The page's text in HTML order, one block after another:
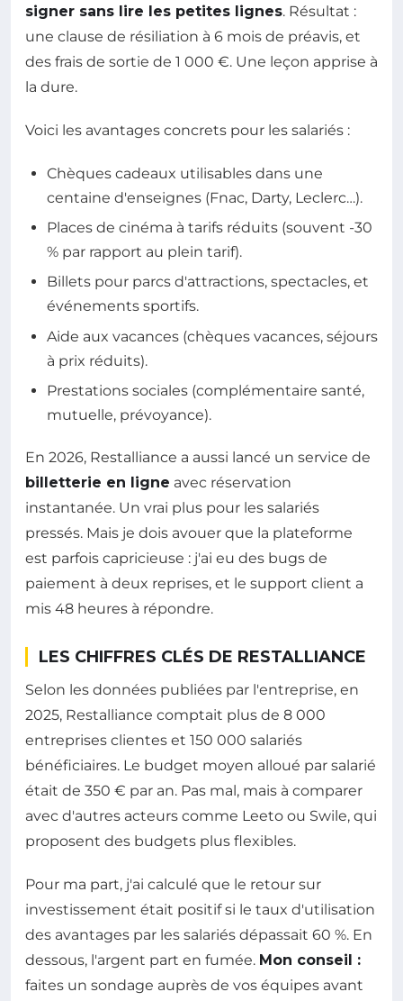
signer sans lire les petites lignes. Résultat :
une clause de résiliation à 6 mois de préavis, et
des frais de sortie de 1 000 €. Une leçon apprise à
la dure.
Voici les avantages concrets pour les salariés :
Chèques cadeaux utilisables dans une
centaine d'enseignes (Fnac, Darty, Leclerc…).
Places de cinéma à tarifs réduits (souvent -30
% par rapport au plein tarif).
Billets pour parcs d'attractions, spectacles, et
événements sportifs.
Aide aux vacances (chèques vacances, séjours
à prix réduits).
Prestations sociales (complémentaire santé,
mutuelle, prévoyance).
En 2026, Restalliance a aussi lancé un service de
billetterie en ligne avec réservation
instantanée. Un vrai plus pour les salariés
pressés. Mais je dois avouer que la plateforme
est parfois capricieuse : j'ai eu des bugs de
paiement à deux reprises, et le support client a
mis 48 heures à répondre.
LES CHIFFRES CLÉS DE RESTALLIANCE
Selon les données publiées par l'entreprise, en
2025, Restalliance comptait plus de 8 000
entreprises clientes et 150 000 salariés
bénéficiaires. Le budget moyen alloué par salarié
était de 350 € par an. Pas mal, mais à comparer
avec d'autres acteurs comme Leeto ou Swile, qui
proposent des budgets plus flexibles.
Pour ma part, j'ai calculé que le retour sur
investissement était positif si le taux d'utilisation
des avantages par les salariés dépassait 60 %. En
dessous, l'argent part en fumée. Mon conseil :
faites un sondage auprès de vos équipes avant